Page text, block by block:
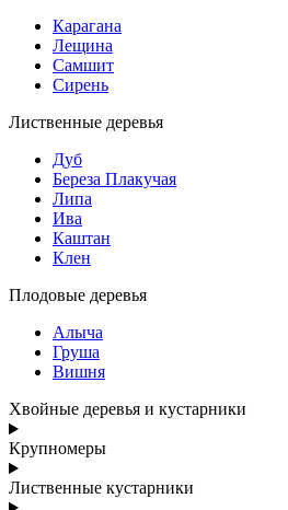
Карагана
Лещина
Самшит
Сирень
Лиственные деревья
Дуб
Береза Плакучая
Липа
Ива
Каштан
Клен
Плодовые деревья
Алыча
Груша
Вишня
Хвойные деревья и кустарники
Крупномеры
Лиственные кустарники